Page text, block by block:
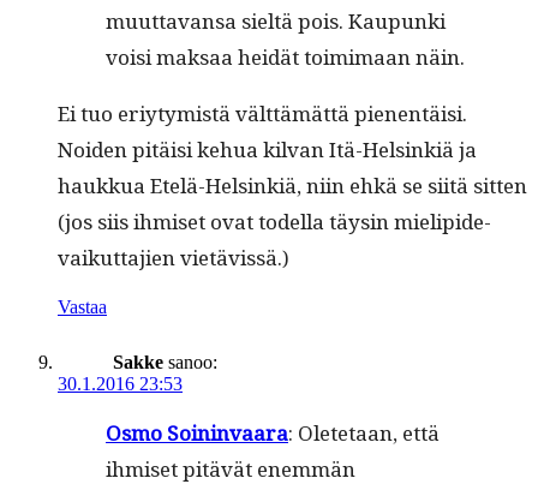
muut­ta­vansa sieltä pois. Kaupun­ki
voisi mak­saa hei­dät toim­i­maan näin.
Ei tuo eriy­tymistä vält­tämät­tä pienen­täisi.
Noiden pitäisi kehua kil­van Itä-Helsinkiä ja
haukkua Etelä-Helsinkiä, niin ehkä se siitä sit­ten
(jos siis ihmiset ovat todel­la täysin mielipi­de­
vaikut­ta­jien vietävissä.)
Vastaa
Sakke sanoo:
30.1.2016 23:53
Osmo Soin­in­vaara: Olete­taan, että
ihmiset pitävät enem­män